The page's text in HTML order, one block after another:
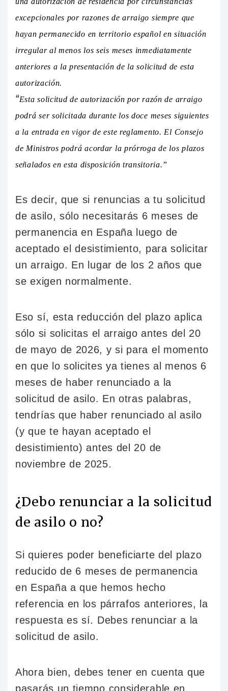
excepcionales por razones de arraigo siempre que
hayan permanecido en territorio español en situación
irregular al menos los seis meses inmediatamente
anteriores a la presentación de la solicitud de esta
autorización.
“Esta solicitud de autorización por razón de arraigo
podrá ser solicitada durante los doce meses siguientes
a la entrada en vigor de este reglamento. El Consejo
de Ministros podrá acordar la prórroga de los plazos
señalados en esta disposición transitoria.”
Es decir, que si renuncias a tu solicitud
de asilo, sólo necesitarás 6 meses de
permanencia en España luego de
aceptado el desistimiento, para solicitar
un arraigo. En lugar de los 2 años que
se exigen normalmente.
Eso sí, esta reducción del plazo aplica
sólo si solicitas el arraigo antes del 20
de mayo de 2026, y si para el momento
en que lo solicites ya tienes al menos 6
meses de haber renunciado a la
solicitud de asilo. En otras palabras,
tendrías que haber renunciado al asilo
(y que te hayan aceptado el
desistimiento) antes del 20 de
noviembre de 2025.
¿Debo renunciar a la solicitud
de asilo o no?
Si quieres poder beneficiarte del plazo
reducido de 6 meses de permanencia
en España a que hemos hecho
referencia en los párrafos anteriores, la
respuesta es sí. Debes renunciar a la
solicitud de asilo.
Ahora bien, debes tener en cuenta que
pasarás un tiempo considerable en